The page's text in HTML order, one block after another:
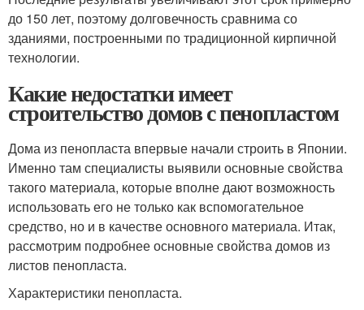
до 150 лет, поэтому долговечность сравнима со
зданиями, построенными по традиционной кирпичной
технологии.
Какие недостатки имеет
строительство домов с пенопластом
Дома из пенопласта впервые начали строить в Японии.
Именно там специалисты выявили основные свойства
такого материала, которые вполне дают возможность
использовать его не только как вспомогательное
средство, но и в качестве основного материала. Итак,
рассмотрим подробнее основные свойства домов из
листов пенопласта.
Характеристики пенопласта.